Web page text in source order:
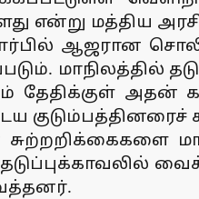
என்று மத்திய
ஆஜரான
அதன்
குடும்பத்தினரைச்